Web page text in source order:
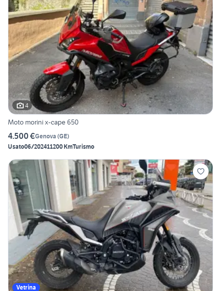
4
Moto morini x-cape 650
4.500 €Genova (GE)
Usato06/202411200 KmTurismo
Vetrina